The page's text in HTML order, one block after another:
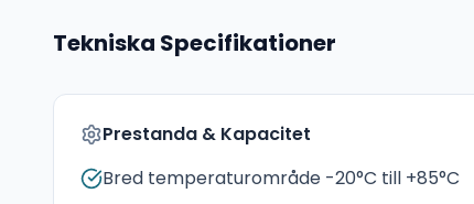
Tekniska Specifikationer
Prestanda & Kapacitet
Bred temperaturområde -20°C till +85°C